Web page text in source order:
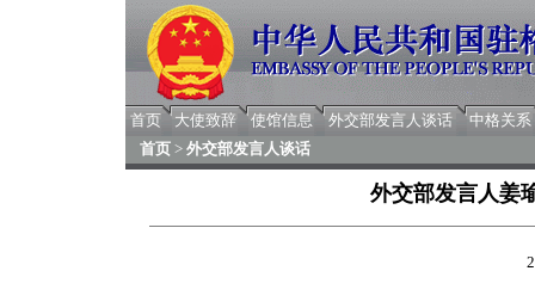
首页 大使致辞 使馆信息 外交部发言人谈话
中格关系
首页 > 外交部发言人谈话
外交部发言人姜